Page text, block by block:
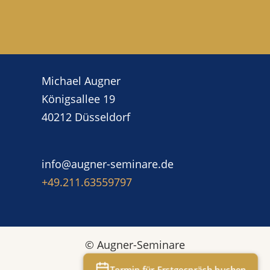
Michael Augner
Königsallee 19
40212 Düsseldorf
info@augner-seminare.de
+49.211.63559797‬
© Augner-Seminare